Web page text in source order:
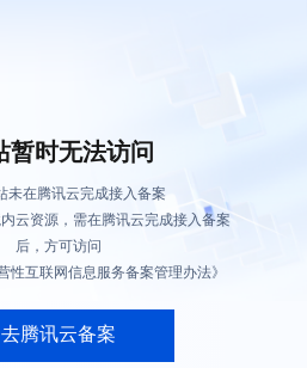
暂时无法访问
未在腾讯云完成接入备案
云资源，需在腾讯云完成接入备案
后，方可访问
性互联网信息服务备案管理办法》
去腾讯云备案